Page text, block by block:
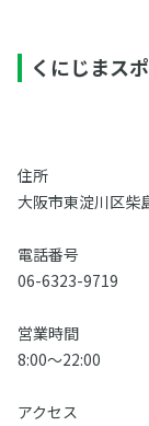
くにじまス
住所
大阪市東淀川区柴
電話番号
06-6323-9719
営業時間
8:00～22:00
アクセス